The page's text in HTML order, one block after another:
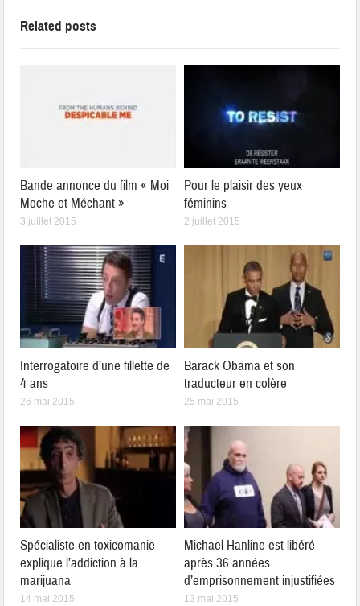
Related posts
Bande annonce du film « Moi
Moche et Méchant »
3 juillet 2015
Pour le plaisir des yeux
féminins
2 juillet 2015
Interrogatoire d’une fillette de
4 ans
26 mai 2015
Barack Obama et son
traducteur en colère
25 mai 2015
Spécialiste en toxicomanie
explique l’addiction à la
marijuana
14 mai 2015
Michael Hanline est libéré
après 36 années
d’emprisonnement injustifiées
13 mai 2015